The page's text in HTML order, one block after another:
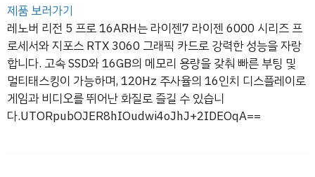
제품 보러가기
레노버 리전 5 프로 16ARH는 라이젠7 라이젠 6000 시리즈 프
로세서와 지포스 RTX 3060 그래픽 카드로 강력한 성능을 자랑
합니다. 고속 SSD와 16GB의 메모리 용량을 갖춰 빠른 부팅 및
멀티태스킹이 가능하며, 120Hz 주사율의 16인치 디스플레이로
게임과 비디오를 뛰어난 화질로 즐길 수 있습니
다.UTORpubOJER8hIOudwi4oJhJ+2IDEOqA==